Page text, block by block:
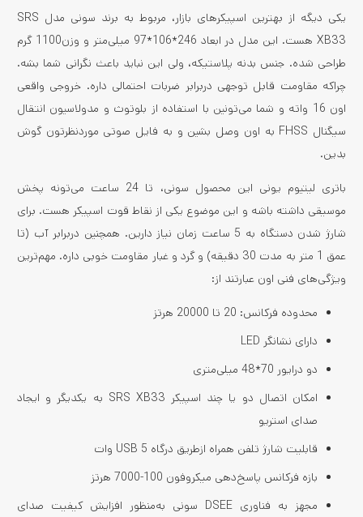
یکی دیگه از بهترین اسپیکرهای بازار، مربوط به برند سونی مدل SRS
XB33 هست. این مدل در ابعاد 246*106*97 میلی‌متر و وزن1100 گرم
طراحی شده. جنس بدنه پلاستیکه، ولی این نباید باعث نگرانی شما بشه.
چراکه مقاومت قابل توجهی دربرابر ضربات احتمالی داره. خروجی واقعی
اون 16 واته و شما می‌تونین با استفاده از بلوتوث و مدولاسیون انتقال
سیگنال FHSS به اون وصل بشین و به فایل صوتی موردنظرتون گوش
بدین.
باتری لیتیوم یونی این محصول سونی، تا 24 ساعت می‌تونه پخش
موسیقی داشته باشه و این موضوع یکی از نقاط قوت اسپیکر هست. برای
شارژ شدن دستگاه به 5 ساعت زمان نیاز دارین. همچنین دربرابر آب (تا
عمق 1 متر به مدت 30 دقیقه) و گرد و غبار مقاومت خوبی داره. مهم‌ترین
ویژگی‌های فنی اون عبارتند از:
محدوده فرکانس: 20 تا 20000 هرتز
دارای نشانگر LED
دو درایور 70*48 میلی‌متری
امکان اتصال دو یا چند اسپیکر SRS XB33 به یکدیگر و ایجاد
صدای استریو
قابلیت شارژ تلفن همراه ازطریق درگاه USB 5 وات
بازه فرکانس پاسخ‌دهی میکروفون 100-7000 هرتز
مجهز به فناوری DSEE سونی به‌منظور افزایش کیفیت صدای